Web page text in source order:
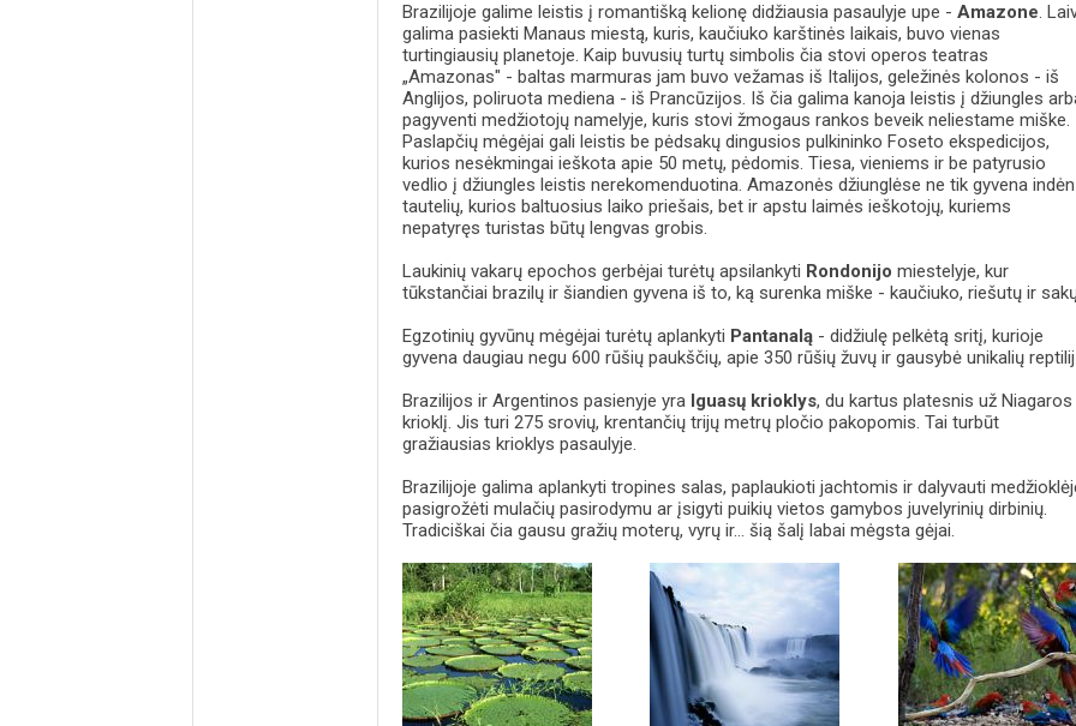
Brazilijoje galime leistis į romantišką kelionę didžiausia pasaulyje upe -Amazone.
galima pasiekti Manaus miestą, kuris, kaučiuko karštinės laikais, buvo vienas
turtingiausių planetoje. Kaip buvusių turtų simbolis čia stovi operos teatras
„Amazonas" - baltas marmuras jam buvo vežamas iš Italijos, geležinės kolonos - iš
Anglijos, poliruota mediena - iš Prancūzijos. Iš čia galima kanoja leistis į džiungles
pagyventi medžiotojų namelyje, kuris stovi žmogaus rankos beveik neliestame miške.
Paslapčių mėgėjai gali leistis be pėdsakų dingusios pulkininko Foseto ekspedicijos,
kurios nesėkmingai ieškota apie 50 metų, pėdomis. Tiesa, vieniems ir be patyrusio
vedlio į džiungles leistis nerekomenduotina. Amazonės džiunglėse ne tik gyvena
tautelių, kurios baltuosius laiko priešais, bet ir apstu laimės ieškotojų, kuriems
nepatyręs turistas būtų lengvas grobis.
Laukinių vakarų epochos gerbėjai turėtų apsilankyti Rondonijo miestelyje, kur
tūkstančiai brazilų ir šiandien gyvena iš to, ką surenka miške - kaučiuko, riešutų ir
Egzotinių gyvūnų mėgėjai turėtų aplankyti Pantanalą - didžiulę pelkėtą sritį, kurioje
gyvena daugiau negu 600 rūšių paukščių, apie 350 rūšių žuvų ir gausybė unikalių
Brazilijos ir Argentinos pasienyje yra Iguasų krioklys, du kartus platesnis už Niagaros
krioklį. Jis turi 275 srovių, krentančių trijų metrų pločio pakopomis. Tai turbūt
gražiausias krioklys pasaulyje.
Brazilijoje galima aplankyti tropines salas, paplaukioti jachtomis ir dalyvauti
pasigrožėti mulačių pasirodymu ar įsigyti puikių vietos gamybos juvelyrinių dirbinių.
Tradiciškai čia gausu gražių moterų, vyrų ir... šią šalį labai mėgsta gėjai.